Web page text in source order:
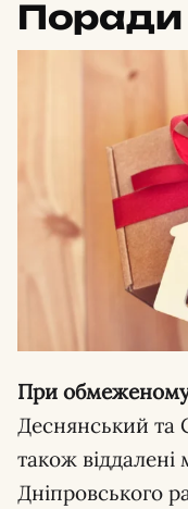
Поради
При
Деснянський та
також
Дніпровського